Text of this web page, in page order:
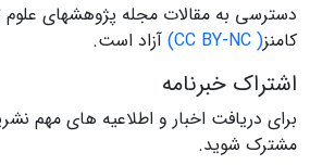
دسترسی به مقالات مجله پژوهشهای
کامنز( CC BY-NC) آزاد است.
اشتراک خبرنامه
برای دریافت اخبار و اطلاعیه های مهم
مشترک شوید.